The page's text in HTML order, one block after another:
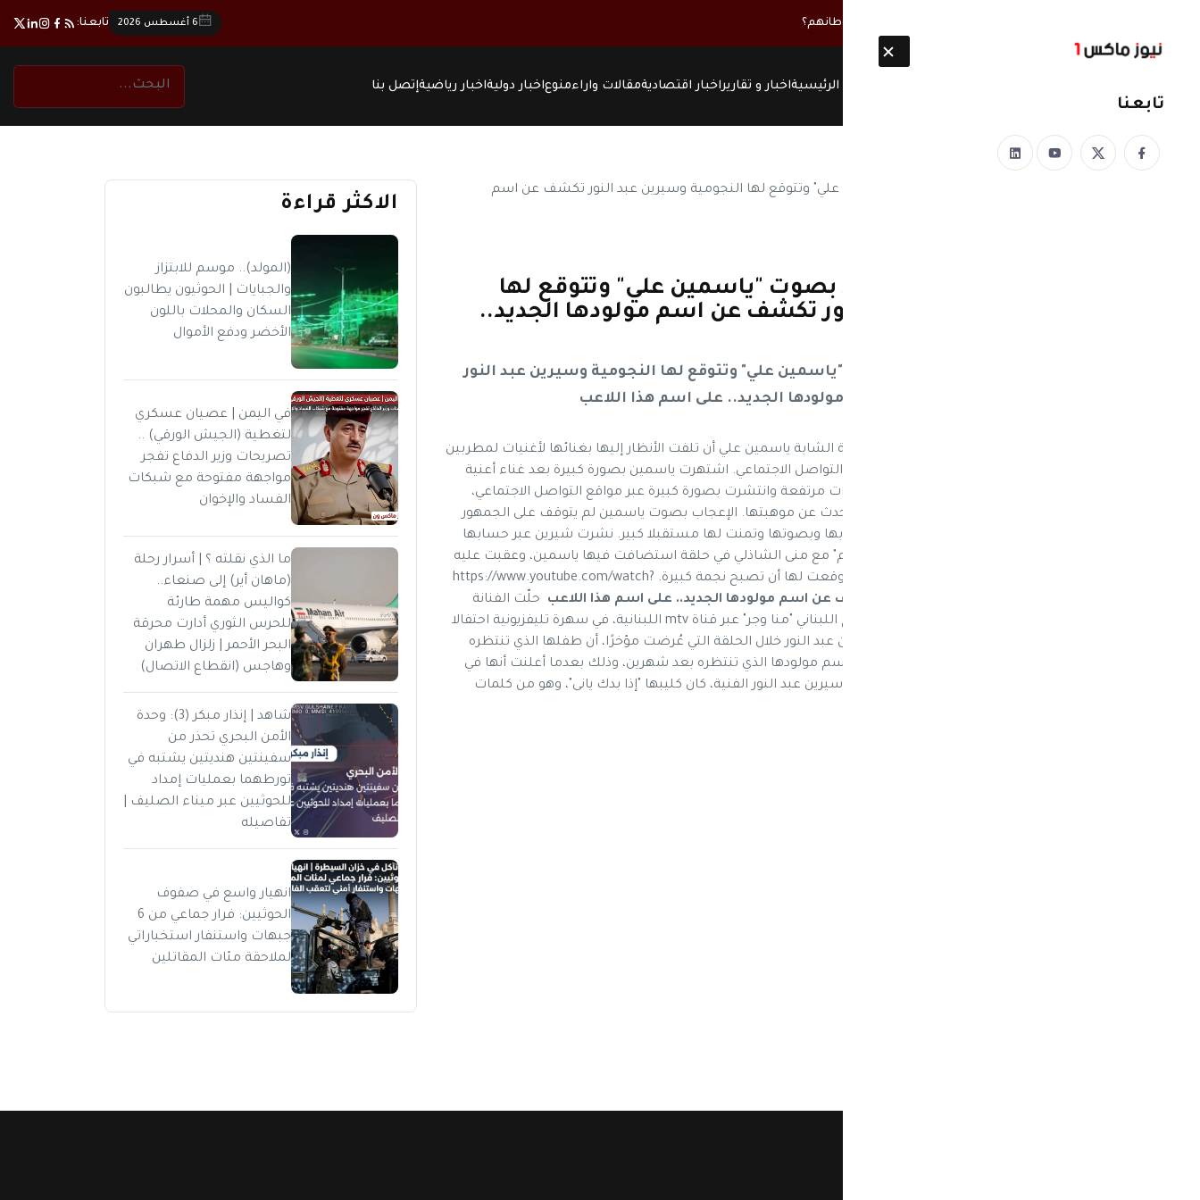
سياسةُ الأنفاق… هل خدمت أصحابها أم خرّبت أوطانهم؟ 6 أغسطس 2026 تابعنا:
الرئيسيةاخبار و تقاريراخبار اقتصاديةمقالات واراءمنوعاخبار دوليةاخبار رياضيةإتصل بنا
تابعنا
شيرين عبد الوهاب تشيد بصوت "ياسمين علي" وتتوقع لها
النجومية وسيرين عبد النور تكشف عن اسم مولودها الجديد..
شيرين عبد الوهاب تشيد بصوت "ياسمين علي" وتتوقع لها النجومية وسيرين عبد النور
تكشف عن اسم مولودها الجديد.. على اسم هذا اللاعب
اخبار الفن والمشاهير : استطاعت المطربة الشابة ياسمين علي أن تلفت الأنظار إليها بغنائها لأغنيات لمطربين
مشهورين ونشرها عبر صفحاتها في مواقع التواصل الاجتماعي. اشتهرت ياسمين بصورة كبيرة بعد غناء أعنية
"نقابل ناس" للمطرب لؤي، وحصدت مشاهدات مرتفعة وانتشرت بصورة كبيرة عبر مواقع التواصل الاجتماعي،
الأمر الذي أدى إلى استضافتها في برامج لتتحدث عن موهبتها. الإعجاب بصوت ياسمين لم يتوقف على الجمهور
فقط، فالمطربة شيرين عبد الوهاب أشادت بها وبصوتها وتمنت لها مستقبلا كبير. نشرت شيرين عبر حسابها
في موقع Instagram فيديو من برنامج "معكم" مع منى الشاذلي في حلقة استضافت فيها ياسمين، وعقبت عليه
وكتبت لتعبر عن فخرها بالمطربة الشابة وتوقعت لها أن تصبح نجمة كبيرة. https://www.youtube.com/watch?
سيرين عبد النور تكشف عن اسم مولودها الجديد.. على اسم هذا اللاعب
حلّت الفنانة
اللبنانية سيرين عبد النور ضيفة على البرنامج اللبناني "منا وجر" عبر قناة mtv اللبنانية، في سهرة تليفزيونية احتفالا
بالعام الميلادي الجديد 2018. وكشفت سيرين عبد النور خلال الحلقة التي عُرضت مؤخرًا، أن طفلها الذي تنتظره
ذكر، واستقرت على اسم "كريستيانو" ليكون اسم مولودها الذي تنتظره بعد شهرين، وذلك بعدما أعلنت أنها في
الشهر السابع من الحمل. يذكر أن آخر أعمال سيرين عبد النور الفنية، كان كليبها "إذا بدك يانى"، وهو من كلمات
الاكثر قراءة
(المولد).. موسم للابتزاز
والجبايات | الحوثيون يطالبون
السكان والمحلات باللون
الأخضر ودفع الأموال
في اليمن | عصيان عسكري
لتغطية (الجيش الورقي) ..
تصريحات وزير الدفاع تفجر
مواجهة مفتوحة مع شبكات
الفساد والإخوان
ما الذي نقلته ؟ | أسرار رحلة
(ماهان أير) إلى صنعاء..
كواليس مهمة طارئة
للحرس الثوري أدارت محرقة
البحر الأحمر | زلزال طهران
وهاجس (انقطاع الاتصال)
شاهد | إنذار مبكر (3): وحدة
الأمن البحري تحذر من
سفينتين هنديتين يشتبه في
تورطهما بعمليات إمداد
للحوثيين عبر ميناء الصليف |
تفاصيله
انهيار واسع في صفوف
الحوثيين: فرار جماعي من 6
جبهات واستنفار استخباراتي
لملاحقة مئات المقاتلين